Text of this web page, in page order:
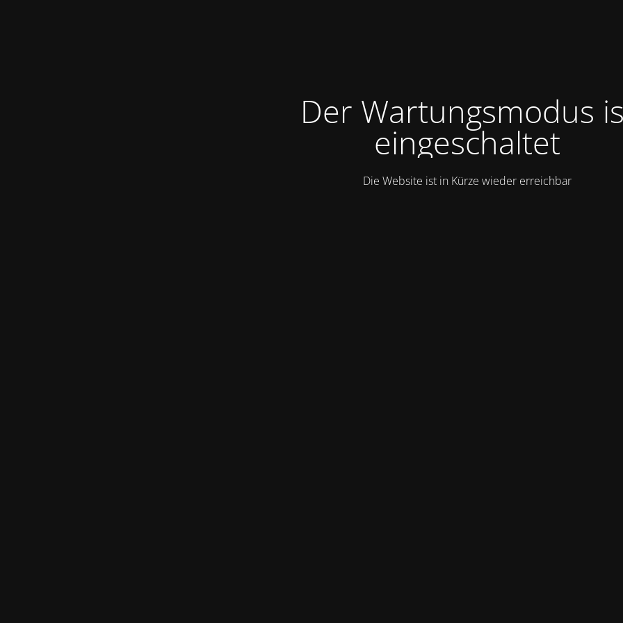
Der Wartungsmodus
eingeschaltet
Die Website ist in Kürze wieder erreichbar